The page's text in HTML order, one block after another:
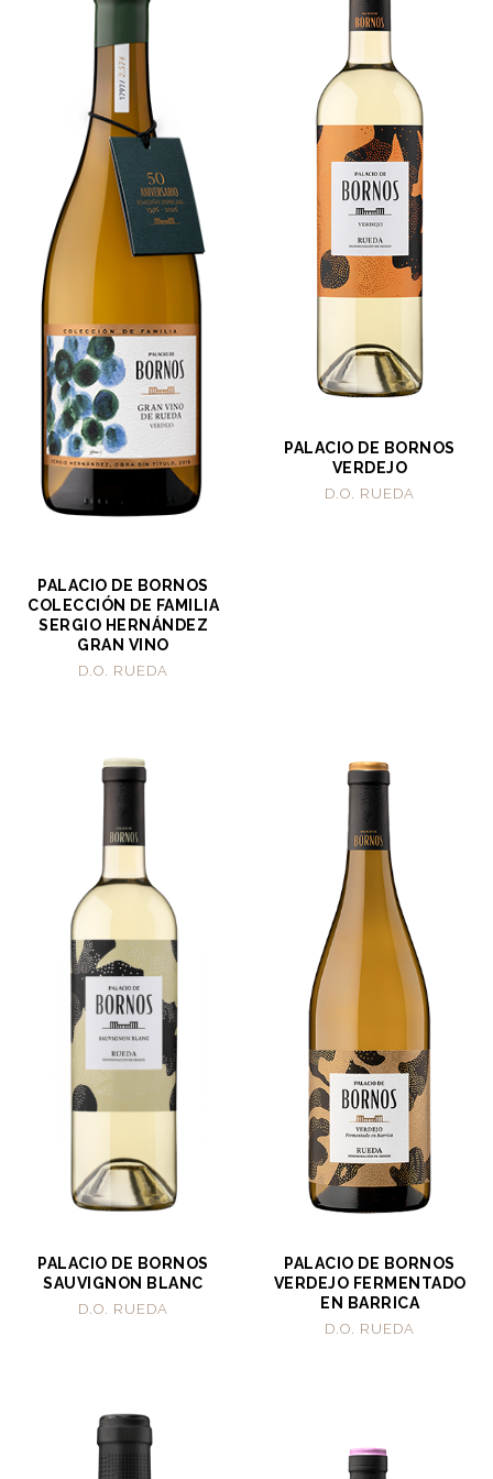
PALACIO DE BORNOS
COLECCIÓN DE FAMILIA
SERGIO HERNÁNDEZ
GRAN VINO
D.O. RUEDA
PALACIO DE BORNOS
VERDEJO
D.O. RUEDA
PALACIO DE BORNOS
SAUVIGNON BLANC
D.O. RUEDA
PALACIO DE BORNOS
VERDEJO FERMENTADO
EN BARRICA
D.O. RUEDA